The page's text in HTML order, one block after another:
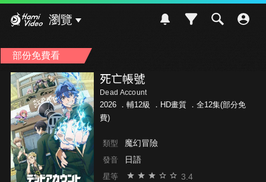
瀏覽
部份免費看
死亡帳號
Dead Account
2026 ． 輔12級
．HD畫質 ．全12集(部分免
費)
類型 魔幻冒險
發音 日語
星等 3.4